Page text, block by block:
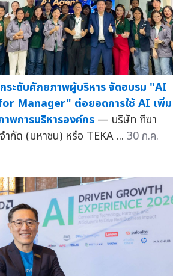
ระดับศักยภาพผู้บริหาร จัดอบรม "AI
Manager" ต่อยอดการใช้ AI เพิ่ม
าพการบริหารองค์กร — บริษัท ฑีฆา
ำกัด (มหาชน) หรือ TEKA ... 30 ก.ค.